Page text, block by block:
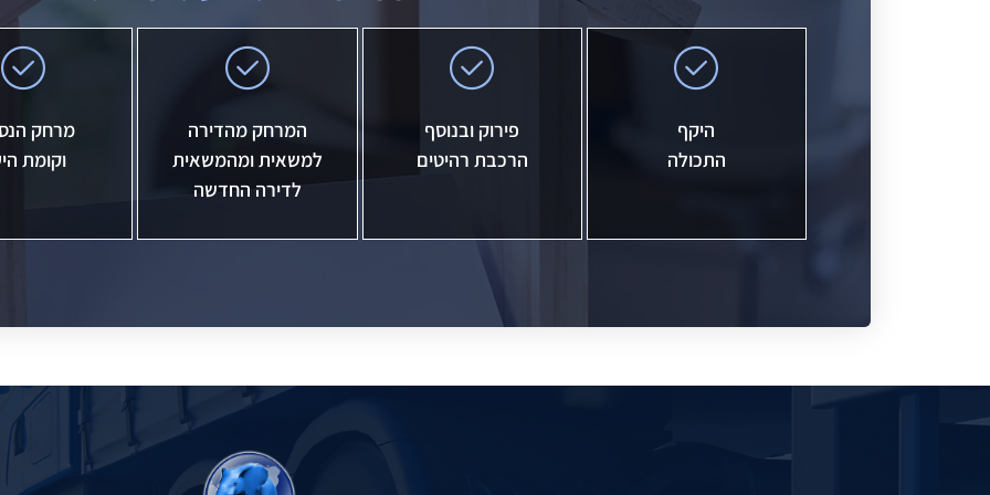
היקף
התכולה
פירוק ובנוסף
הרכבת רהיטים
המרחק מהדירה
למשאית ומהמשאית
לדירה החדשה
מרחק
וקומת